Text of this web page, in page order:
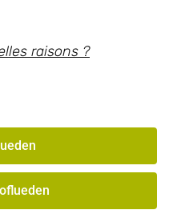
raisons ?